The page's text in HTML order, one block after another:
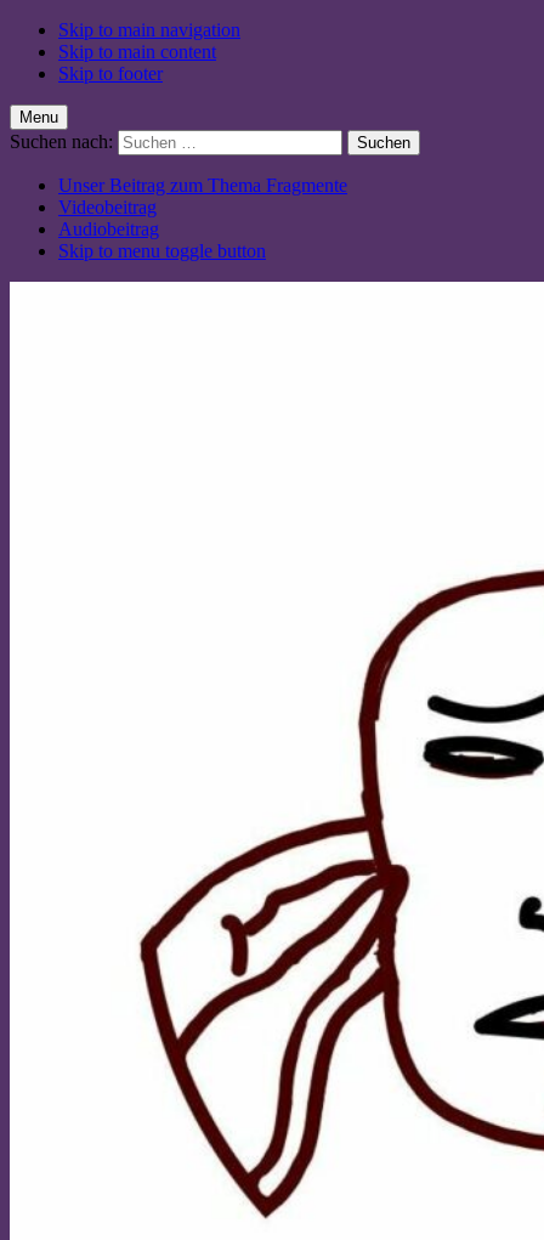
Skip to main navigation
Skip to main content
Skip to footer
Menu
Suchen nach:
Unser Beitrag zum Thema Fragmente
Videobeitrag
Audiobeitrag
Skip to menu toggle button